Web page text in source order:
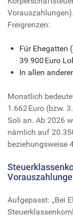
Freigrenzen:
Für Ehegatten
39.900 Euro
In allen
Monatlich
1.662 Euro (bzw.
Soli an. Ab 2026
nämlich auf
beziehungsweise
Aufgepasst: „Bei